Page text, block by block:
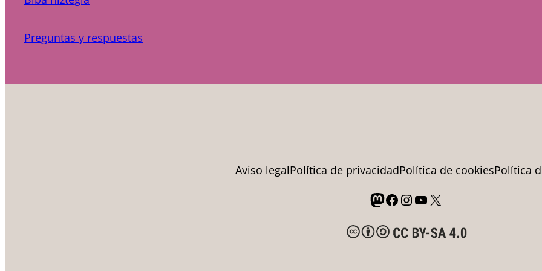
Preguntas y respuestas
Aviso legalPolítica de privacidadPolítica de cookiesPolítica
Mastodon
Facebook
Instagram
YouTube
X